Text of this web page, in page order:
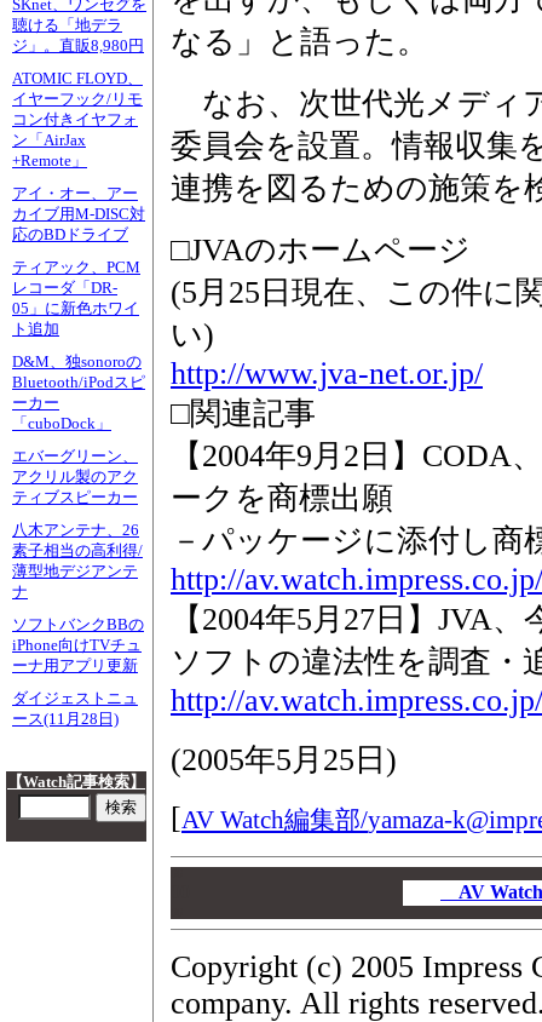
SKnet、ワンセグを
聴ける「地デラ
ジ」。直販8,980円
ATOMIC FLOYD、
イヤーフック/リモ
コン付きイヤフォ
ン「AirJax
+Remote」
アイ・オー、アー
カイブ用M-DISC対
応のBDドライブ
ティアック、PCM
レコーダ「DR-
05」に新色ホワイ
ト追加
D&M、独sonoroの
Bluetooth/iPodスピ
ーカー
「cuboDock」
エバーグリーン、
アクリル製のアク
ティブスピーカー
八木アンテナ、26
素子相当の高利得/
薄型地デジアンテ
ナ
ソフトバンクBBの
iPhone向けTVチュ
ーナ用アプリ更新
ダイジェストニュ
ース(11月28日)
【Watch記事検索】
なる」と語った。
なお、次世代光メディ
委員会を設置。情報収集
連携を図るための施策を
□JVAのホームページ
(5月25日現在、この件に
い)
http://www.jva-net.or.jp/
□関連記事
【2004年9月2日】
ークを商標出願
－パッケージに添付し商
http://
【2004年5月27日】JVA
ソフトの違法性を調査・
http://
(2005年5月25日 )
[AV Watch編集部/yamaza-
AV
Copyright (c) 2005 Impress
company. All rights